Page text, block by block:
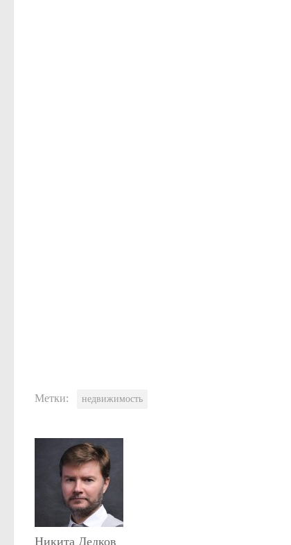
Метки: недвижимость
Никита Дедков